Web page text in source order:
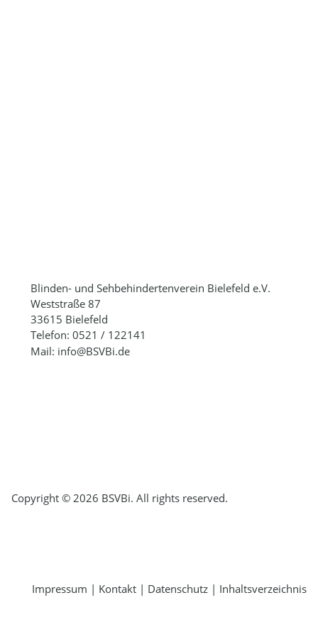
Blinden- und Sehbehindertenverein Bielefeld e.V.
Weststraße 87
33615 Bielefeld
Telefon: 0521 / 122141
Mail: info@BSVBi.de
Copyright © 2026 BSVBi. All rights reserved.
Impressum | Kontakt | Datenschutz | Inhaltsverzeichnis